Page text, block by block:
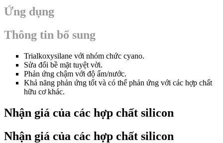
Ứng dụng
Thông tin bổ sung
Trialkoxysilane với nhóm chức cyano.
Sửa đổi bề mặt tuyệt vời.
Phản ứng chậm với độ ẩm/nước.
Khả năng phản ứng tốt và có thể phản ứng với các hợp chất
hữu cơ khác.
Nhận giá của các hợp chất silicon
Nhận giá của các hợp chất silicon